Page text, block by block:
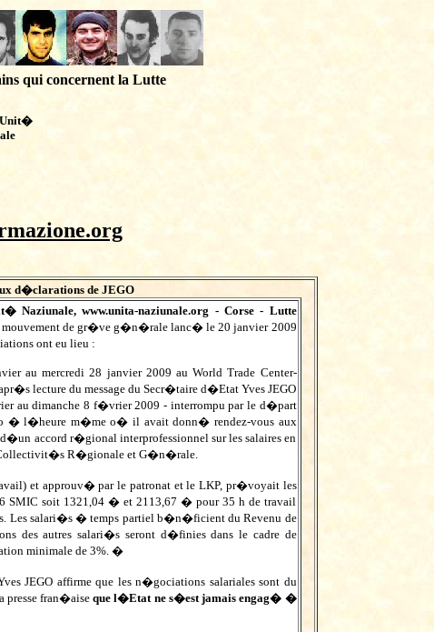
qui concernent la Lutte
Unit�
d�clarations de JEGO
Naziunale,www.unita-naziunale.org - Corse - Lutte
de gr�ve g�n�rale lanc� le 20 janvier 2009
ont eu lieu :
au mercredi 28 janvier 2009 au World Trade Center-
lecture du message du Secr�taire d�Etat Yves JEGO
au dimanche 8 f�vrier 2009 - interrompu par le d�part
� l�heure m�me o� il avait donn� rendez-vous aux
accord r�gional interprofessionnel sur les salaires en
Collectivit�s R�gionale et G�n�rale.
et approuv� par le patronat et le LKP, pr�voyait les
SMIC soit 1321,04 � et 2113,67 � pour 35 h de travail
Les salari�s � temps partiel b�n�ficient du Revenu de
des autres salari�s seront d�finies dans le cadre de
minimale de 3%. �
JEGO affirme que les n�gociations salariales sont du
presse fran�aiseque l�Etat ne s�est jamais engag� �